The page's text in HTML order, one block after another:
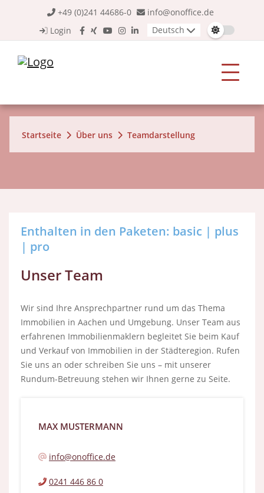
+49 (0)241 44686-0
info@onoffice.de
Login
Deutsch
Startseite Über uns Teamdarstellung
Enthalten in den Paketen: basic | plus
| pro
Unser Team
Wir sind Ihre Ansprechpartner rund um das Thema
Immobilien in Aachen und Umgebung. Unser Team aus
erfahrenen Immobilienmaklern begleitet Sie beim Kauf
und Verkauf von Immobilien in der Städteregion. Rufen
Sie uns an oder schreiben Sie uns – mit unserer
Rundum-Betreuung stehen wir Ihnen gerne zu Seite.
MAX MUSTERMANN
info@onoffice.de
0241 446 86 0